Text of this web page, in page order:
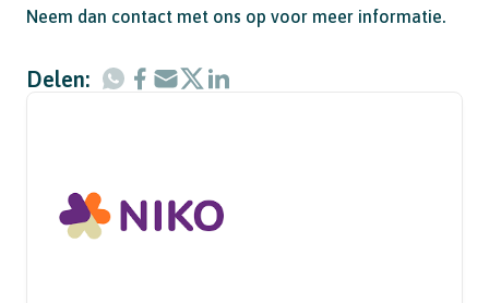
Neem dan contact met ons op voor meer informatie.
Delen: